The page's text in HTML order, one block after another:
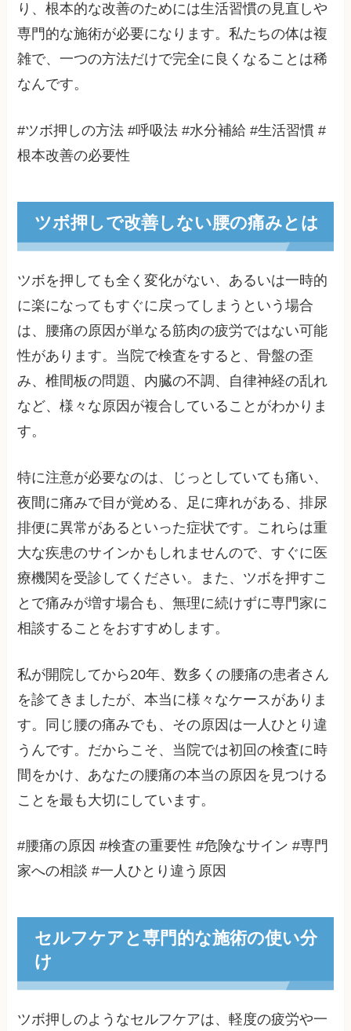
り、根本的な改善のためには生活習慣の見直しや
専門的な施術が必要になります。私たちの体は複
雑で、一つの方法だけで完全に良くなることは稀
なんです。
#ツボ押しの方法 #呼吸法 #水分補給 #生活習慣 #
根本改善の必要性
ツボ押しで改善しない腰の痛みとは
ツボを押しても全く変化がない、あるいは一時的
に楽になってもすぐに戻ってしまうという場合
は、腰痛の原因が単なる筋肉の疲労ではない可能
性があります。当院で検査をすると、骨盤の歪
み、椎間板の問題、内臓の不調、自律神経の乱れ
など、様々な原因が複合していることがわかりま
す。
特に注意が必要なのは、じっとしていても痛い、
夜間に痛みで目が覚める、足に痺れがある、排尿
排便に異常があるといった症状です。これらは重
大な疾患のサインかもしれませんので、すぐに医
療機関を受診してください。また、ツボを押すこ
とで痛みが増す場合も、無理に続けずに専門家に
相談することをおすすめします。
私が開院してから20年、数多くの腰痛の患者さん
を診てきましたが、本当に様々なケースがありま
す。同じ腰の痛みでも、その原因は一人ひとり違
うんです。だからこそ、当院では初回の検査に時
間をかけ、あなたの腰痛の本当の原因を見つける
ことを最も大切にしています。
#腰痛の原因 #検査の重要性 #危険なサイン #専門
家への相談 #一人ひとり違う原因
セルフケアと専門的な施術の使い分
け
ツボ押しのようなセルフケアは、軽度の疲労や一